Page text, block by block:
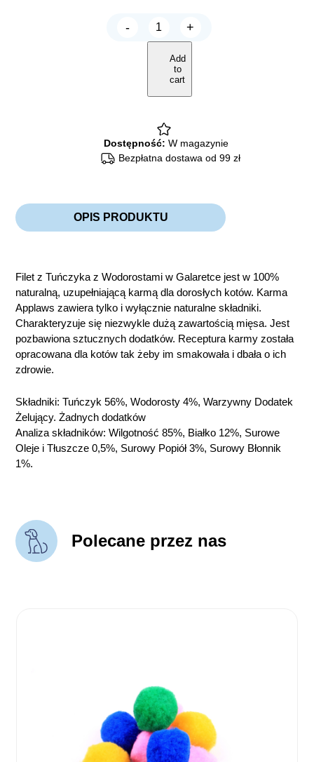
-
Applaws
Filet
Tuńczyka
Wodorostami
w
quantity
+
Add
to
cart
Dostępność: W magazynie
Bezpłatna dostawa od 99 zł
OPIS PRODUKTU
Filet z Tuńczyka z Wodorostami w Galaretce jest w 100%
naturalną, uzupełniającą karmą dla dorosłych kotów. Karma
Applaws zawiera tylko i wyłącznie naturalne składniki.
Charakteryzuje się niezwykle dużą zawartością mięsa. Jest
pozbawiona sztucznych dodatków. Receptura karmy została
opracowana dla kotów tak żeby im smakowała i dbała o ich
zdrowie.
Składniki: Tuńczyk 56%, Wodorosty 4%, Warzywny Dodatek
Żelujący. Żadnych dodatków
Analiza składników: Wilgotność 85%, Białko 12%, Surowe
Oleje i Tłuszcze 0,5%, Surowy Popiół 3%, Surowy Błonnik
1%.
Polecane przez nas